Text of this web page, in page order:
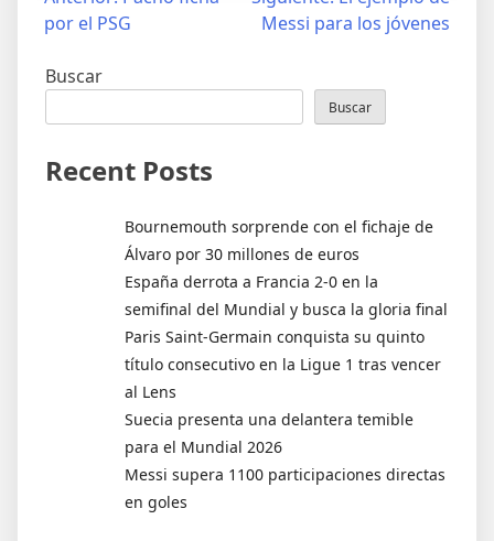
entradas
por el PSG
Messi para los jóvenes
Buscar
Buscar
Recent Posts
Bournemouth sorprende con el fichaje de
Álvaro por 30 millones de euros
España derrota a Francia 2-0 en la
semifinal del Mundial y busca la gloria final
Paris Saint-Germain conquista su quinto
título consecutivo en la Ligue 1 tras vencer
al Lens
Suecia presenta una delantera temible
para el Mundial 2026
Messi supera 1100 participaciones directas
en goles